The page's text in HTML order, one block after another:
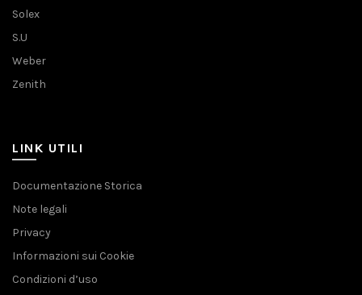
Solex
S.U
Weber
Zenith
LINK UTILI
Documentazione Storica
Note legali
Privacy
Informazioni sui Cookie
Condizioni d’uso